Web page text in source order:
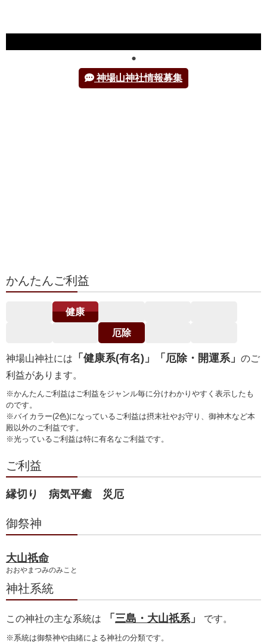
神場山神社情報募集
かんたんご利益
健康
厄除
神場山神社には 「健康系(有名)」「厄除・開運系」 のご
利益があります。
※かんたんご利益はご利益をジャンル毎に分けわかりやすく表示したも
のです。
※バイカラー(2色)になっているご利益は摂末社やお守り、御神木など本
殿以外のご利益です。
※光っているご利益は特に有名なご利益です。
ご利益
縁切り 病気平癒 災厄
御祭神
大山祇命
おおやまつみのみこと
神社系統
この神社の主な系統は 「 三島・大山祇系」 です。
※系統は御祭神や由緒による神社の分類です。